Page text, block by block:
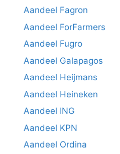
Aandeel Fagron
Aandeel ForFarmers
Aandeel Fugro
Aandeel Galapagos
Aandeel Heijmans
Aandeel Heineken
Aandeel ING
Aandeel KPN
Aandeel Ordina